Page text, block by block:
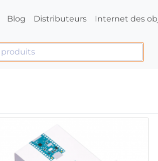
Blog Distributeurs Internet des